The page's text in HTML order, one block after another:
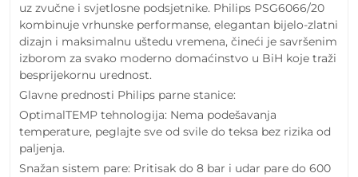
uz zvučne i svjetlosne podsjetnike. Philips PSG6066/20
kombinuje vrhunske performanse, elegantan bijelo-zlatni
dizajn i maksimalnu uštedu vremena, čineći je savršenim
izborom za svako moderno domaćinstvo u BiH koje traži
besprijekornu urednost.
Glavne prednosti Philips parne stanice:
OptimalTEMP tehnologija: Nema podešavanja
temperature, peglajte sve od svile do teksa bez rizika od
paljenja.
Snažan sistem pare: Pritisak do 8 bar i udar pare do 600